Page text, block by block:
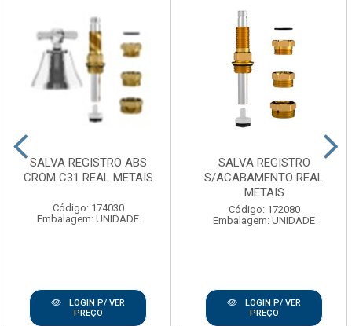
SALVA REGISTRO ABS
CROM C31 REAL METAIS
Código: 174030
Embalagem: UNIDADE
LOGIN P/ VER
PREÇO
SALVA REGISTRO
S/ACABAMENTO REAL
METAIS
Código: 172080
Embalagem: UNIDADE
LOGIN P/ VER
PREÇO